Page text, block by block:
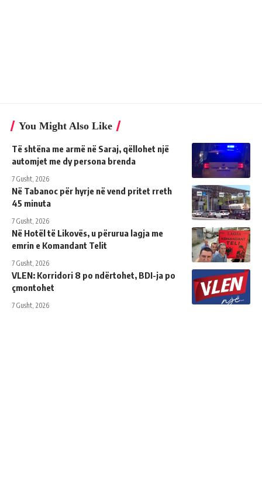
You Might Also Like
Të shtëna me armë në Saraj, qëllohet një
automjet me dy persona brenda
7 Gusht, 2026
Në Tabanoc për hyrje në vend pritet rreth
45 minuta
7 Gusht, 2026
Në Hotël të Likovës, u përurua lagja me
emrin e Komandant Telit
7 Gusht, 2026
VLEN: Korridori 8 po ndërtohet, BDI-ja po
çmontohet
7 Gusht, 2026